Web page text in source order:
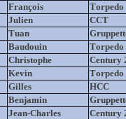
François
Torpedo
Julien
CCT
Tuan
Baudouin
Torpedo
Christophe
Century
Kevin
Torpedo
Gilles
HCC
Benjamin
Jean-Charles
Century